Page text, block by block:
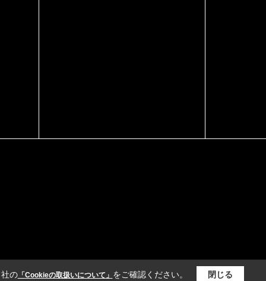
の「Cookieの取扱いについて」 をご確認ください。 閉じる